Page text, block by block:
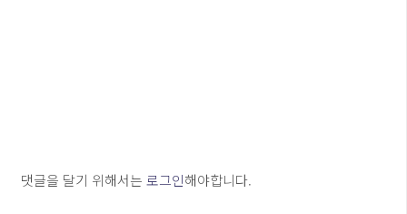
댓글을 달기 위해서는 로그인해야합니다.